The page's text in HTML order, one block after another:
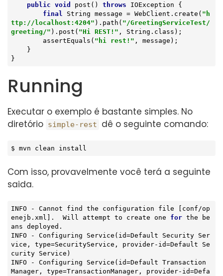
public void post () throws IOException {
final
String message = WebClient.create( "h
ttp://localhost:4204" ).path( "/GreetingServiceTest/
greeting/" ).post( "Hi REST!" , String.class);
        assertEquals(
"hi rest!" , message);
}
Running
Executar o exemplo é bastante simples. No
diretório simple-rest dê o seguinte comando:
$ mvn clean install
Com isso, provavelmente você terá a seguinte
saida.
INFO - Cannot find the configuration file [conf/op
enejb.xml].  Will attempt to create one for the be
ans deployed.
INFO - Configuring Service (id=Default Security Ser
vice, type=SecurityService, provider-id=Default Se
curity Service)
INFO - Configuring Service (id=Default Transaction
Manager, type=TransactionManager, provider-id=Defa